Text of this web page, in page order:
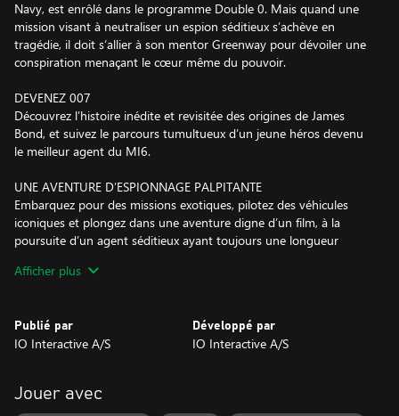
Navy, est enrôlé dans le programme Double 0. Mais quand une
mission visant à neutraliser un espion séditieux s’achève en
tragédie, il doit s’allier à son mentor Greenway pour dévoiler une
conspiration menaçant le cœur même du pouvoir.
DEVENEZ 007
Découvrez l’histoire inédite et revisitée des origines de James
Bond, et suivez le parcours tumultueux d’un jeune héros devenu
le meilleur agent du MI6.
UNE AVENTURE D’ESPIONNAGE PALPITANTE
Embarquez pour des missions exotiques, pilotez des véhicules
iconiques et plongez dans une aventure digne d’un film, à la
poursuite d’un agent séditieux ayant toujours une longueur
armes à feu, gadgets ou infiltration, bluff sous le nez de l’ennemi,
le choix vous appartient.
Testez vos aptitudes d’espion et rejouez vos missions préférées
Afficher plus
Publié par
IO Interactive A/S
Développé par
IO Interactive A/S
Jouer avec